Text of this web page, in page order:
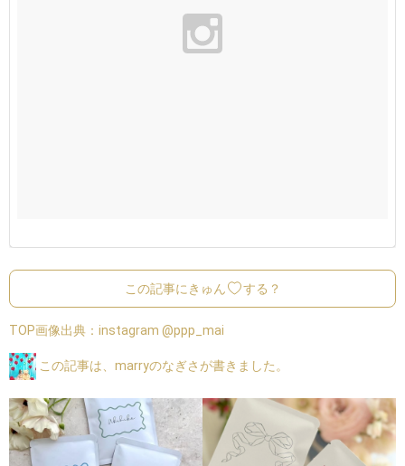
この記事にきゅん する？
TOP画像出典： instagram @ppp_mai
この記事は、marryのなぎさが書きました。